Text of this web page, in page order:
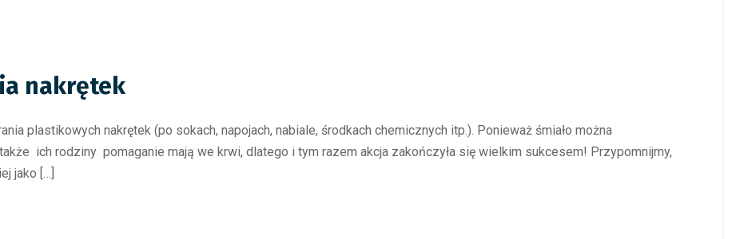
nakrętek
plastikowych nakrętek (po sokach, napojach, nabiale, środkach chemicznych itp.). Ponieważ śmiało można
ich rodziny pomaganie mają we krwi, dlatego i tym razem akcja zakończyła się wielkim sukcesem! Przypomnijmy,
jako […]